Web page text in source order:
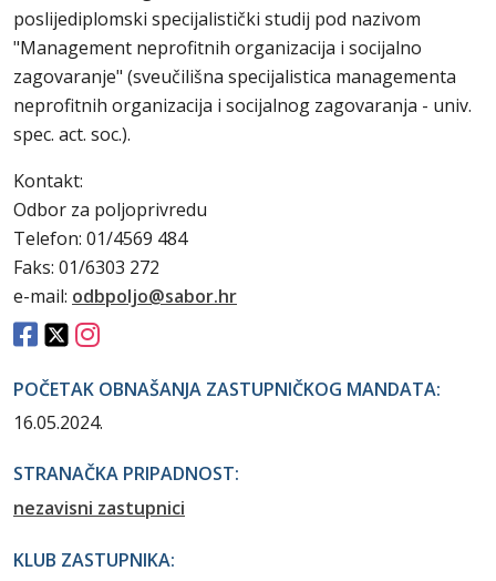
poslijediplomski specijalistički studij pod nazivom
"Management neprofitnih organizacija i socijalno
zagovaranje" (sveučilišna specijalistica managementa
neprofitnih organizacija i socijalnog zagovaranja - univ.
spec. act. soc.).
Kontakt:
Odbor za poljoprivredu
Telefon: 01/4569 484
Faks: 01/6303 272
e-mail: odbpoljo@sabor.hr
POČETAK OBNAŠANJA ZASTUPNIČKOG MANDATA:
16.05.2024.
STRANAČKA PRIPADNOST:
nezavisni zastupnici
KLUB ZASTUPNIKA: